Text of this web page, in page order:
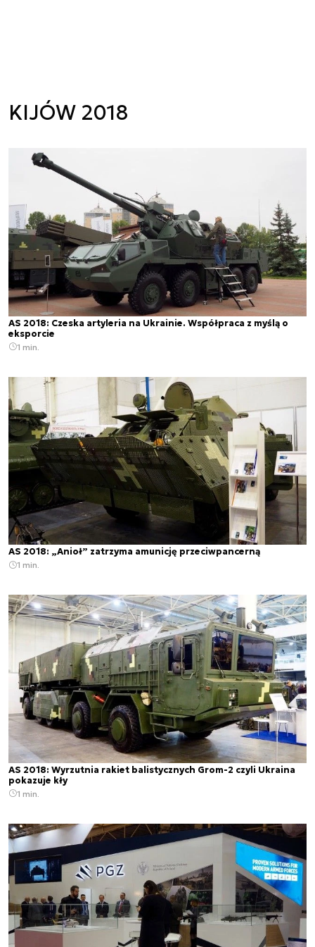
KIJÓW 2018
AS 2018: Czeska artyleria na Ukrainie. Współpraca z myślą o
eksporcie
1 min.
AS 2018: „Anioł” zatrzyma amunicję przeciwpancerną
1 min.
AS 2018: Wyrzutnia rakiet balistycznych Grom-2 czyli Ukraina
pokazuje kły
1 min.